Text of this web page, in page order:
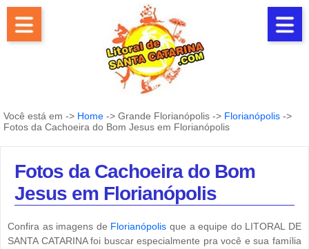
Você está em -> Home -> Grande Florianópolis -> Florianópolis ->
Fotos da Cachoeira do Bom Jesus em Florianópolis
Fotos da Cachoeira do Bom
Jesus em Florianópolis
Confira as imagens de Florianópolis que a equipe do LITORAL DE
SANTA CATARINA foi buscar especialmente pra você e sua família